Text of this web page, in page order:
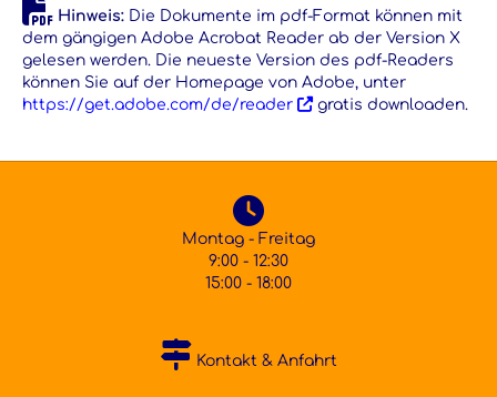
Hinweis: Die Dokumente im pdf-Format können mit
dem gängigen Adobe Acrobat Reader ab der Version X
gelesen werden. Die neueste Version des pdf-Readers
können Sie auf der Homepage von Adobe, unter
https://get.adobe.com/de/reader
gratis downloaden.
Montag - Freitag
9:00 - 12:30
15:00 - 18:00
Kontakt & Anfahrt